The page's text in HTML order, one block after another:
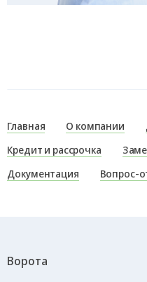
Главная О компании
Кредит и рассрочка
Документация
Вопрос-
Ворота